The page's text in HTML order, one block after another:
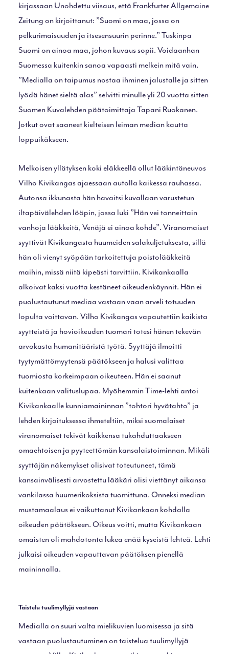
kirjassaan Unohdettu viisaus, että Frankfurter Allgemaine
Zeitung on kirjoittanut: ”Suomi on maa, jossa on
pelkurimaisuuden ja itsesensuurin perinne.” Tuskinpa
Suomi on ainoa maa, johon kuvaus sopii. Voidaanhan
Suomessa kuitenkin sanoa vapaasti melkein mitä vain.
”Medialla on taipumus nostaa ihminen jalustalle ja sitten
lyödä hänet sieltä alas” selvitti minulle yli 20 vuotta sitten
Suomen Kuvalehden päätoimittaja Tapani Ruokanen.
Jotkut ovat saaneet kielteisen leiman median kautta
loppuikäkseen.
Melkoisen yllätyksen koki eläkkeellä ollut lääkintäneuvos
Vilho Kivikangas ajaessaan autolla kaikessa rauhassa.
Autonsa ikkunasta hän havaitsi kuvallaan varustetun
iltapäivälehden lööpin, jossa luki ”Hän vei tonneittain
vanhoja lääkkeitä, Venäjä ei ainoa kohde”. Viranomaiset
syyttivät Kivikangasta huumeiden salakuljetuksesta, sillä
hän oli vienyt syöpään tarkoitettuja poistolääkkeitä
maihin, missä niitä kipeästi tarvittiin. Kivikankaalla
alkoivat kaksi vuotta kestäneet oikeudenkäynnit. Hän ei
puolustautunut mediaa vastaan vaan arveli totuuden
lopulta voittavan. Vilho Kivikangas vapautettiin kaikista
syytteistä ja hovioikeuden tuomari totesi hänen tekevän
arvokasta humanitääristä työtä. Syyttäjä ilmoitti
tyytymättömyytensä päätökseen ja halusi valittaa
tuomiosta korkeimpaan oikeuteen. Hän ei saanut
kuitenkaan valituslupaa. Myöhemmin Time-lehti antoi
Kivikankaalle kunniamaininnan ”tohtori hyvätahto” ja
lehden kirjoituksessa ihmeteltiin, miksi suomalaiset
viranomaiset tekivät kaikkensa tukahduttaakseen
omaehtoisen ja pyyteettömän kansalaistoiminnan. Mikäli
syyttäjän näkemykset olisivat toteutuneet, tämä
kansainvälisesti arvostettu lääkäri olisi viettänyt aikansa
vankilassa huumerikoksista tuomittuna. Onneksi median
mustamaalaus ei vaikuttanut Kivikankaan kohdalla
oikeuden päätökseen. Oikeus voitti, mutta Kivikankaan
omaisten oli mahdotonta lukea enää kyseistä lehteä. Lehti
julkaisi oikeuden vapauttavan päätöksen pienellä
maininnalla.
Taistelu tuulimyllyjä vastaan
Medialla on suuri valta mielikuvien luomisessa ja sitä
vastaan puolustautuminen on taistelua tuulimyllyjä